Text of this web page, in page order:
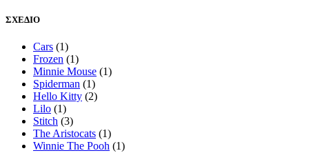
ΣΧΕΔΙΟ
Cars (1)
Frozen (1)
Minnie Mouse (1)
Spiderman (1)
Hello Kitty (2)
Lilo (1)
Stitch (3)
The Aristocats (1)
Winnie The Pooh (1)